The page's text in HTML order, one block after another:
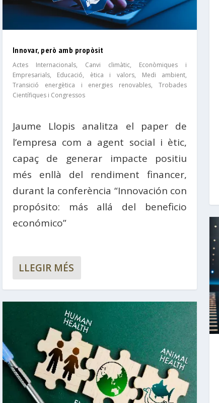
Innovar, però amb propòsit
Actes Internacionals, Canvi climàtic, Econòmiques i
Empresarials, Educació, ètica i valors, Medi ambient,
Transició energètica i energies renovables,Trobades
Científiques i Congressos
Jaume Llopis analitza el paper de
l’empresa com a agent social i ètic,
capaç de generar impacte positiu
més enllà del rendiment financer,
durant la conferència “Innovación con
propósito: más allá del beneficio
económico”
LLEGIR MÉS